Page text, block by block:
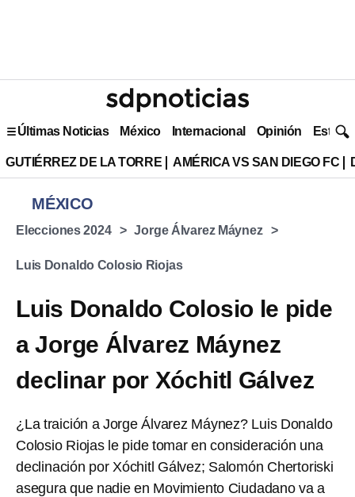
Últimas Noticias México Internacional Opinión Estilo
GUTIÉRREZ DE LA TORRE AMÉRICA VS SAN DIEGO FC
MÉXICO
Elecciones 2024 Jorge Álvarez Máynez
Luis Donaldo Colosio Riojas
Luis Donaldo Colosio le pide
a Jorge Álvarez Máynez
declinar por Xóchitl Gálvez
¿La traición a Jorge Álvarez Máynez? Luis Donaldo
Colosio Riojas le pide tomar en consideración una
declinación por Xóchitl Gálvez; Salomón Chertoriski
asegura que nadie en Movimiento Ciudadano va a